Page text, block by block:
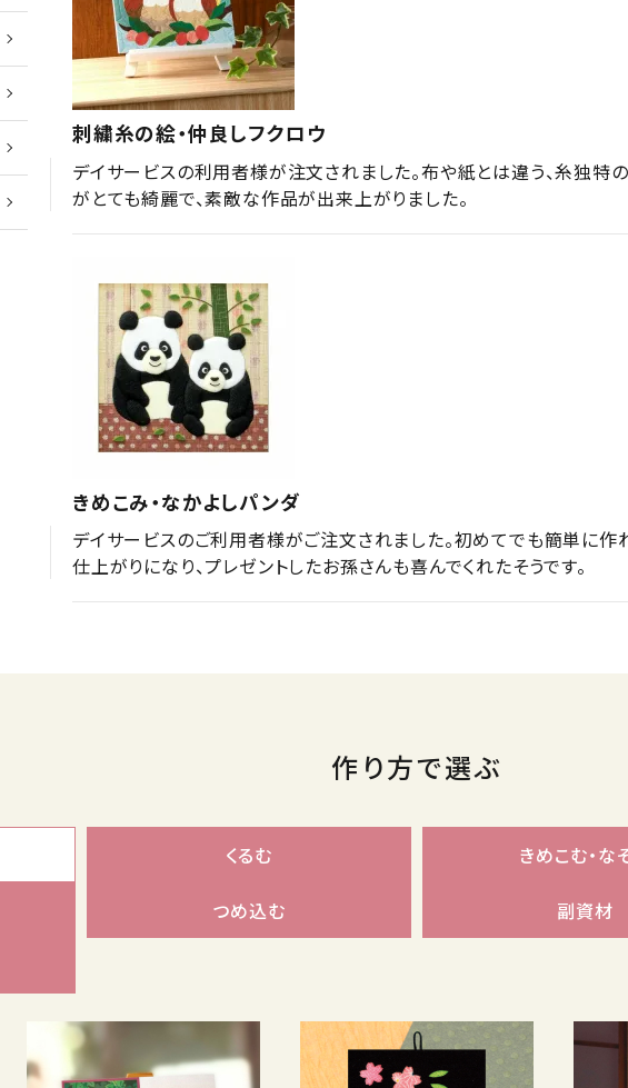
刺繍糸の絵・仲良しフクロウ
デイサービスの利用者様が注文されました。布や紙とは違う、糸独特
がとても綺麗で、素敵な作品が出来上がりました。
きめこみ・なかよしパンダ
デイサービスのご利用者様がご注文されました。初めてでも簡単に作
仕上がりになり、プレゼントしたお孫さんも喜んでくれたそうです。
作り方で選ぶ
くるむ きめこむ・な
つめ込む 副資材